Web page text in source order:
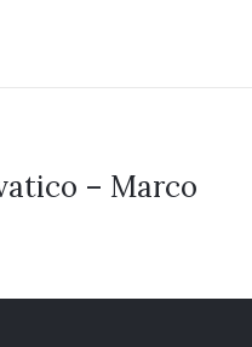
– Marco